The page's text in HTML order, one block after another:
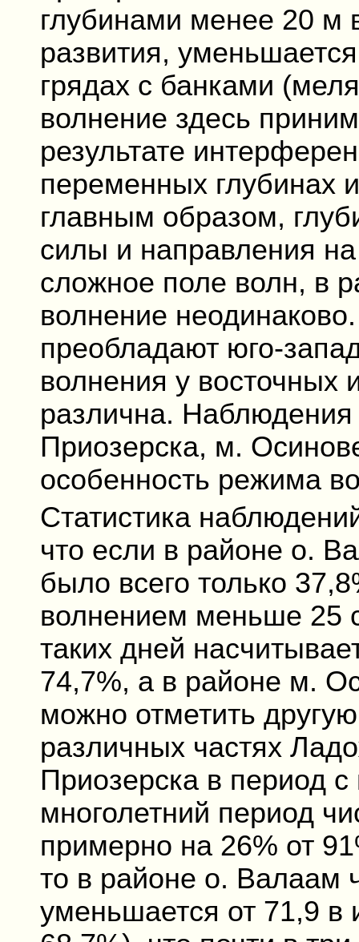
глубинами менее 20 м
развития,
грядах с банками
волнение здесь
результате
переменных глубинах
главным образом,
силы и направления на
сложное поле волн, в
волнение
преобладают юго-
волнения у восточных
различна.
Приозерска, м.
особенность режима
Статистика
что если в районе о.
было всего только
волнением меньше 25
таких дней
74,7%, а в районе м.
можно отметить
различных частях
Приозерска в период
многолетний период
примерно на 26% от
то в районе о. Валаам
уменьшается от 71,9